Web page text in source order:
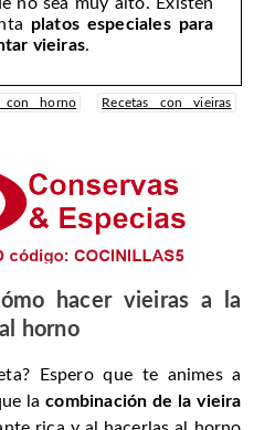
platos especiales para
vieiras.
con horno Recetas con vieiras
hacer vieiras a la
horno
Espero que te animes a
lacombinación de la vieira